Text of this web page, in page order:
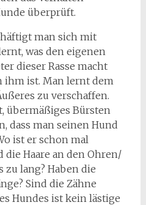
überprüft.
man sich mit
was den eigenen
dieser Rasse macht
ihm ist. Man lernt dem
zu verschaffen.
übermäßiges Bürsten
dass man seinen Hund
ist er schon mal
die Haare an den Ohren/
lang? Haben die
Sind die Zähne
Hundes ist kein lästige